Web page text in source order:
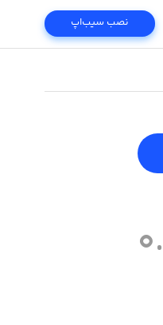
نصب سیب‌اپ